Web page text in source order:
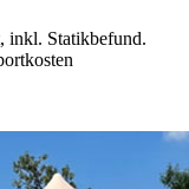
inkl. Statikbefund.